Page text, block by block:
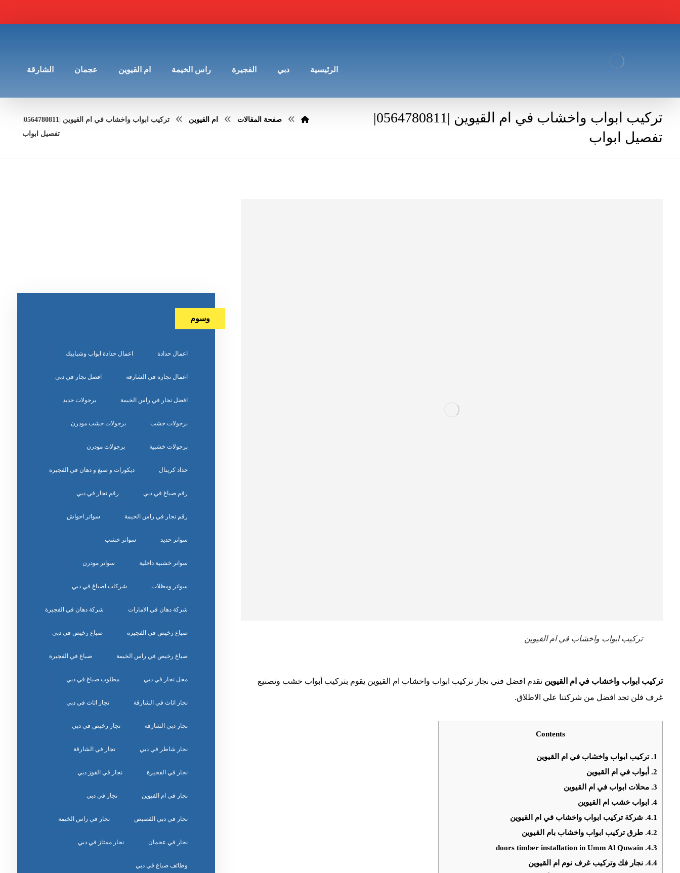
الرئيسية دبي الفجيرة راس الخيمة ام القيوين عجمان الشارقة
تركيب ابواب واخشاب في ام القيوين |0564780811|
تفصيل ابواب
صفحة المقالات ام القيوين
تفصيل ابواب
تركيب ابواب واخشاب في ام القيوين
تركيب ابواب واخشاب في ام القيوين نقدم افضل فني نجار تركيب ابواب واخشاب ام القيوين يقوم بتركيب أبواب خشب وتصنيع
غرف فلن تجد افضل من شركتنا علي الاطلاق.
Contents
1. تركيب ابواب واخشاب في ام القيوين
2. أبواب في ام القيوين
3. محلات ابواب في ام القيوين
4. ابواب خشب ام القيوين
4.1. شركة تركيب ابواب واخشاب في ام القيوين
4.2. طرق تركيب ابواب واخشاب بام القيوين
4.3.
doors timber installation in Umm Al Quwain
4.4. نجار فك وتركيب غرف نوم ام القيوين
وسوم
اعمال حدادة اعمال حدادة ابواب وشبابيك
اعمال نجارة في الشارقة افضل نجار في دبي
افضل نجار في راس الخيمة برجولات حديد
برجولات خشب برجولات خشب مودرن
برجولات خشبية برجولات مودرن
حداد كريتال ديكورات و صبغ و دهان في الفجيرة
رقم صباغ في دبي رقم نجار في دبي
رقم نجار في راس الخيمة سواتر احواش
سواتر حديد سواتر خشب
سواتر خشبية داخلية سواتر مودرن
سواتر ومظلات شركات اصباغ في دبي
شركة دهان في الامارات شركة دهان في الفجيرة
صباغ رخيص في الفجيرة صباغ رخيص في دبي
صباغ رخيص في راس الخيمة صباغ في الفجيرة
محل نجار في دبي مطلوب صباغ في دبي
نجار اثاث في الشارقة نجار اثاث في دبي
نجار دبي الشارقة نجار رخيص في دبي
نجار شاطر في دبي نجار في الشارقة
نجار في الفجيرة نجار في القوز دبي
نجار في ام القيوين نجار في دبي
نجار في دبي القصيص نجار في راس الخيمة
نجار في عجمان نجار ممتاز في دبي
وظائف صباغ في دبي